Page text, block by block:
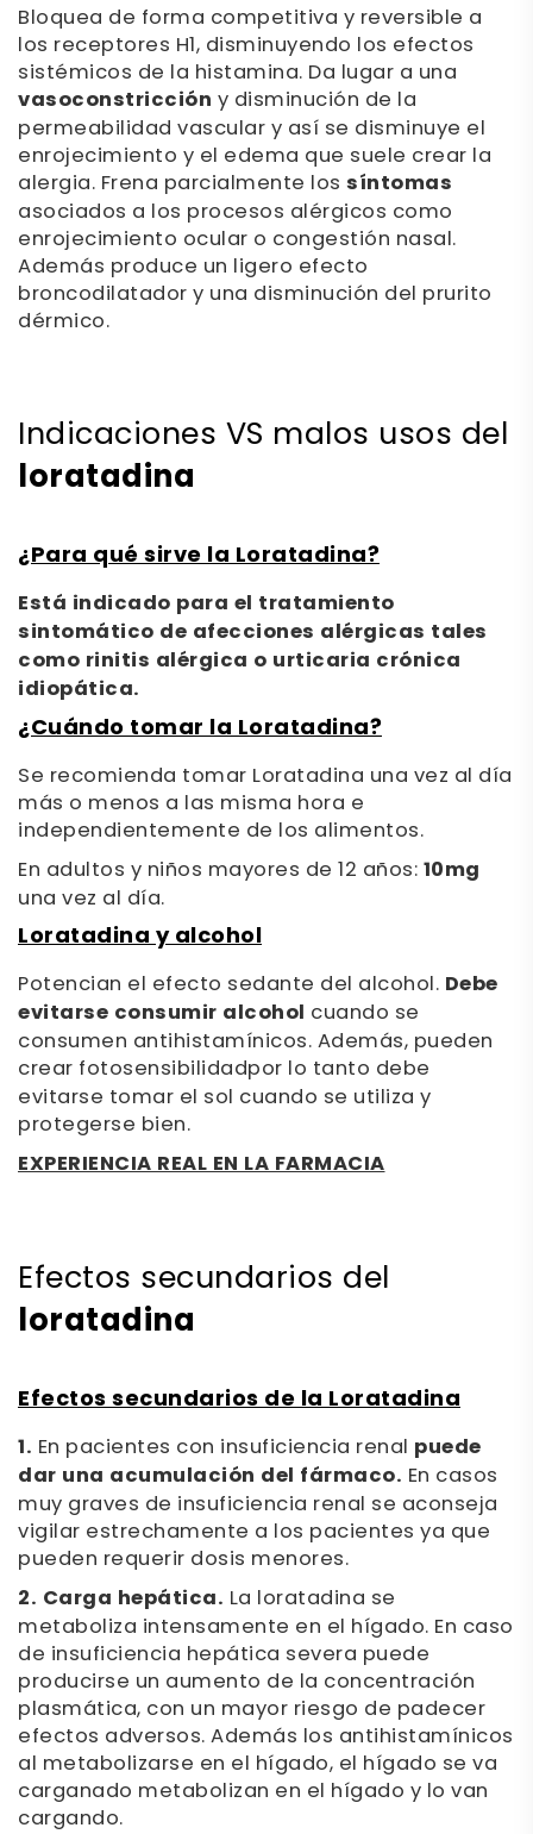
Bloquea de forma competitiva y reversible a
los receptores H1, disminuyendo los efectos
sistémicos de la histamina. Da lugar a una
vasoconstricción y disminución de la
permeabilidad vascular y así se disminuye el
enrojecimiento y el edema que suele crear la
alergia. Frena parcialmente los síntomas
asociados a los procesos alérgicos como
enrojecimiento ocular o congestión nasal.
Además produce un ligero efecto
broncodilatador y una disminución del prurito
dérmico.
Indicaciones VS malos usos del
loratadina
¿Para qué sirve la Loratadina?
Está indicado para el tratamiento
sintomático de afecciones alérgicas tales
como rinitis alérgica o urticaria crónica
idiopática.
¿Cuándo tomar la Loratadina?
Se recomienda tomar Loratadina una vez al día
más o menos a las misma hora e
independientemente de los alimentos.
En adultos y niños mayores de 12 años:10mg
una vez al día.
Loratadina y alcohol
Potencian el efecto sedante del alcohol. Debe
evitarse consumir alcohol cuando se
consumen antihistamínicos. Además, pueden
crear fotosensibilidadpor lo tanto debe
evitarse tomar el sol cuando se utiliza y
protegerse bien.
EXPERIENCIA REAL EN LA FARMACIA
Efectos secundarios del
loratadina
Efectos secundarios de la Loratadina
1. En pacientes con insuficiencia renal puede
dar una acumulación del fármaco. En casos
muy graves de insuficiencia renal se aconseja
vigilar estrechamente a los pacientes ya que
pueden requerir dosis menores.
2. Carga hepática. La loratadina se
metaboliza intensamente en el hígado. En caso
de insuficiencia hepática severa puede
producirse un aumento de la concentración
plasmática, con un mayor riesgo de padecer
efectos adversos. Además los antihistamínicos
al metabolizarse en el hígado, el hígado se va
carganado metabolizan en el hígado y lo van
cargando.